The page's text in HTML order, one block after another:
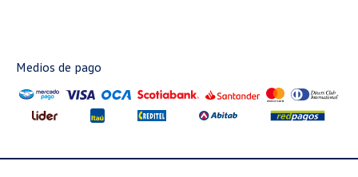
Medios de pago